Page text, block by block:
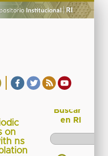
on
ns
Buscar
en RI